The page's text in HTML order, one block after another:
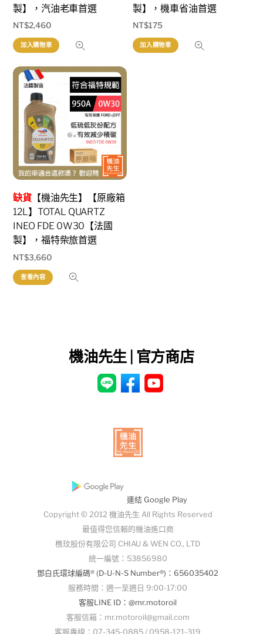
製】，汽油老車首選
NT$2,460
加入購物車
製】，機車省油首選
NT$175
加入購物車
缺貨 【機油先生】【原廠箱
12L】TOTAL QUARTZ
INEO FDE 0W30【法國
製】，福特柴旅首選
NT$3,660
查看內容
機油先生 | 官方商店
連結 Google Play
Copyright © 2012 機油先生 All Rights Reserved
最值得您信賴的機油進口商
樵玟股份有限公司 CHIAU & WEN CO., LTD
統一編號：53856980
鄧白氏環球編碼® (D-U-N-S Number®)：656035402
服務時間：週一至週日 9:00-17:00
客服LINE ID：@mr.motoroil
客服信箱：mr.motoroil@gmail.com
客服專線：07-345-0885 / 0958-121-319